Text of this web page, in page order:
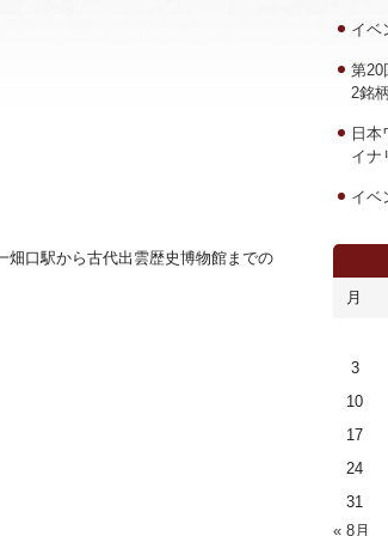
畑口駅から古代出雲歴史博物館までの
イベ
第
2銘
日
イナ
イベ
月
« 8月
3
10
17
24
31